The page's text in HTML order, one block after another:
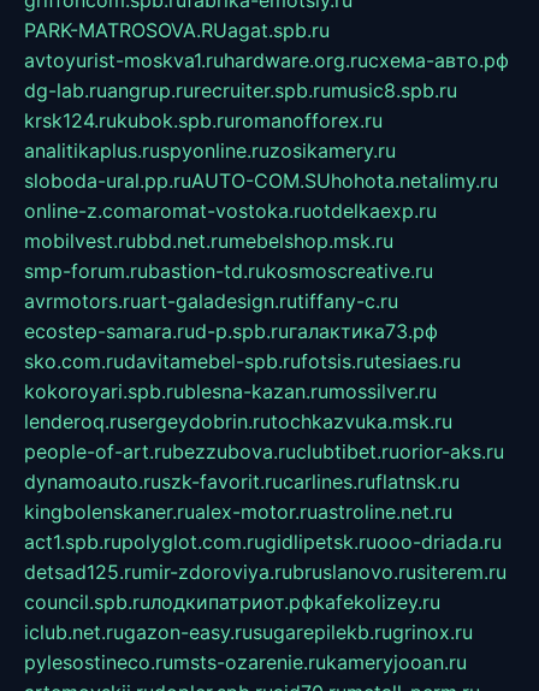
PARK-MATROSOVA.RUagat.spb.ru
avtoyurist-moskva1.ruhardware.org.ruсхема-авто.рф
dg-lab.ruangrup.rurecruiter.spb.rumusic8.spb.ru
krsk124.rukubok.spb.ruromanofforex.ru
analitikaplus.ruspyonline.ruzosikamery.ru
sloboda-ural.pp.ruAUTO-COM.SUhohota.netalimy.ru
online-z.comaromat-vostoka.ruotdelkaexp.ru
mobilvest.rubbd.net.rumebelshop.msk.ru
smp-forum.rubastion-td.rukosmoscreative.ru
avrmotors.ruart-galadesign.rutiffany-c.ru
ecostep-samara.rud-p.spb.ruгалактика73.рф
sko.com.rudavitamebel-spb.rufotsis.rutesiaes.ru
kokoroyari.spb.rublesna-kazan.rumossilver.ru
lenderoq.rusergeydobrin.rutochkazvuka.msk.ru
people-of-art.rubezzubova.ruclubtibet.ruorior-aks.ru
dynamoauto.ruszk-favorit.rucarlines.ruflatnsk.ru
kingbolenskaner.rualex-motor.ruastroline.net.ru
act1.spb.rupolyglot.com.rugidlipetsk.ruooo-driada.ru
detsad125.rumir-zdoroviya.rubruslanovo.rusiterem.ru
council.spb.ruлодкипатриот.рфkafekolizey.ru
iclub.net.rugazon-easy.rusugarepilekb.rugrinox.ru
pylesostineco.rumsts-ozarenie.rukameryjooan.ru